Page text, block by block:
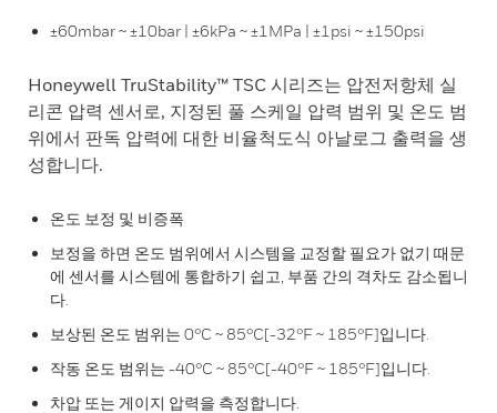
±60mbar ~ ±10bar | ±6kPa ~ ±1MPa | ±1psi ~ ±150psi
Honeywell TruStability™ TSC 시리즈는 압전저항체 실
리콘 압력 센서로, 지정된 풀 스케일 압력 범위 및 온도 범
위에서 판독 압력에 대한 비율척도식 아날로그 출력을 생
성합니다.
온도 보정 및 비증폭
보정을 하면 온도 범위에서 시스템을 교정할 필요가 없기 때문
에 센서를 시스템에 통합하기 쉽고, 부품 간의 격차도 감소됩니
다.
보상된 온도 범위는 0°C ~ 85°C[-32°F ~ 185°F]입니다.
작동 온도 범위는 -40°C ~ 85°C[-40°F ~ 185°F]입니다.
차압 또는 게이지 압력을 측정합니다.